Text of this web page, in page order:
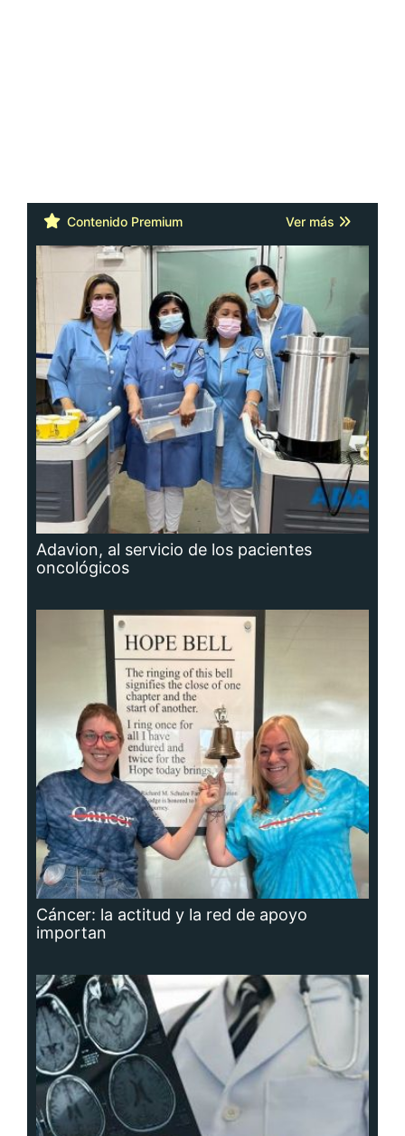
Contenido Premium Ver más
Adavion, al servicio de los pacientes
oncológicos
Cáncer: la actitud y la red de apoyo
importan